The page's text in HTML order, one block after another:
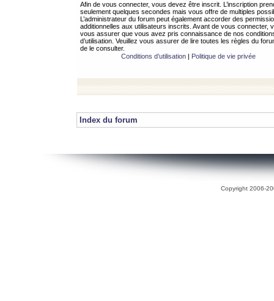
Afin de vous connecter, vous devez être inscrit. L’inscription
seulement quelques secondes mais vous offre de multiples
L’administrateur du forum peut également accorder des
additionnelles aux utilisateurs inscrits. Avant de vous connecter,
vous assurer que vous avez pris connaissance de nos
d’utilisation. Veuillez vous assurer de lire toutes les règles du
de le consulter.
Conditions d’utilisation| Politique de vie privée
Index du forum
Copyright 2006-